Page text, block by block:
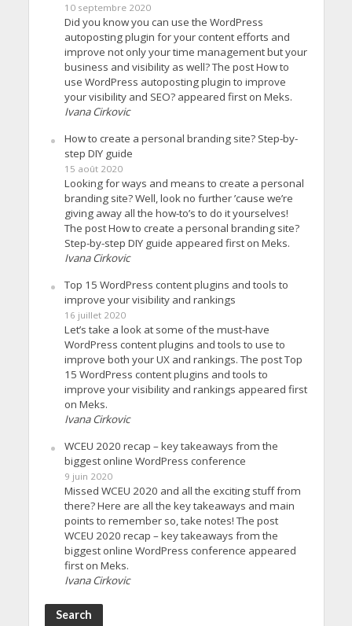
10 septembre 2020
Did you know you can use the WordPress
autoposting plugin for your content efforts and
improve not only your time management but your
business and visibility as well? The post How to
use WordPress autoposting plugin to improve
your visibility and SEO? appeared first on Meks.
Ivana Cirkovic
How to create a personal branding site? Step-by-
step DIY guide
15 août 2020
Looking for ways and means to create a personal
branding site? Well, look no further ’cause we’re
giving away all the how-to’s to do it yourselves!
The post How to create a personal branding site?
Step-by-step DIY guide appeared first on Meks.
Ivana Cirkovic
Top 15 WordPress content plugins and tools to
improve your visibility and rankings
16 juillet 2020
Let’s take a look at some of the must-have
WordPress content plugins and tools to use to
improve both your UX and rankings. The post Top
15 WordPress content plugins and tools to
improve your visibility and rankings appeared first
on Meks.
Ivana Cirkovic
WCEU 2020 recap – key takeaways from the
biggest online WordPress conference
9 juin 2020
Missed WCEU 2020 and all the exciting stuff from
there? Here are all the key takeaways and main
points to remember so, take notes! The post
WCEU 2020 recap – key takeaways from the
biggest online WordPress conference appeared
first on Meks.
Ivana Cirkovic
Search